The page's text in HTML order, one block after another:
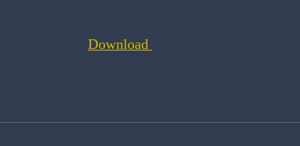
Download